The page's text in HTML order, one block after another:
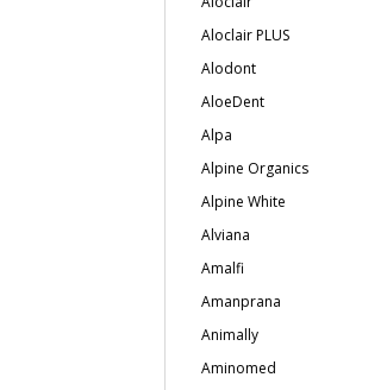
Aloclair PLUS
Alodont
AloeDent
Alpa
Alpine Organics
Alpine White
Alviana
Amalfi
Amanprana
Animally
Aminomed